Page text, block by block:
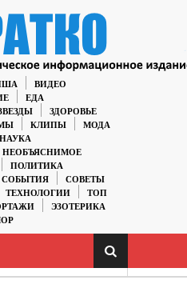
ВИДЕО
ЕДА
ЗДОРОВЬЕ
КЛИПЫ
МОДА
НАУКА
НЕОБЪЯСНИМОЕ
ПОЛИТИКА
СОБЫТИЯ
СОВЕТЫ
ТЕХНОЛОГИИ
ТОП
ЭЗОТЕРИКА